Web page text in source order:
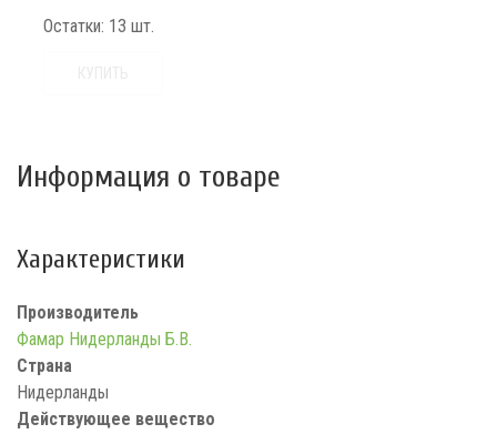
Остатки: 13 шт.
Информация о товаре
Характеристики
Производитель
Фамар Нидерланды Б.В.
Страна
Нидерланды
Действующее вещество